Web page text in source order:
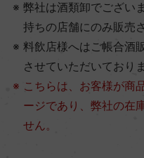
弊社は酒類卸でござい
持ちの店舗にのみ販売
料飲店様へはご帳合酒
させていただいており
こちらは、お客様が商
ージであり、弊社の在
せん。